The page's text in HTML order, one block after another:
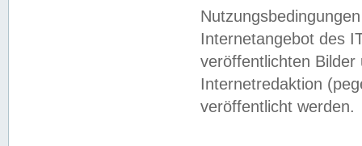
Internetangebot des
veröffentlichten
Internetredaktion
veröffentlicht werden.